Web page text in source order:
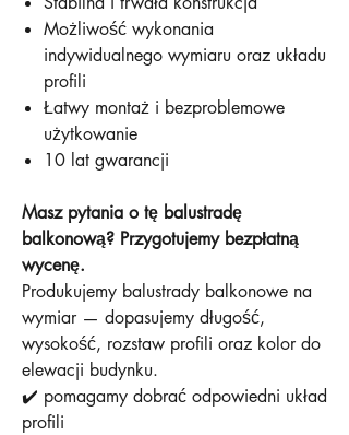
Możliwość wykonania
indywidualnego wymiaru oraz układu
profili
Łatwy montaż i bezproblemowe
użytkowanie
10 lat gwarancji
Masz pytania o tę balustradę
balkonową? Przygotujemy bezpłatną
wycenę.
Produkujemy balustrady balkonowe na
wymiar — dopasujemy długość,
wysokość, rozstaw profili oraz kolor do
elewacji budynku.
✔️ pomagamy dobrać odpowiedni układ
profili